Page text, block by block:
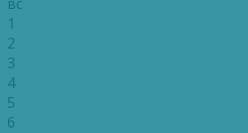
1
2
3
4
5
6